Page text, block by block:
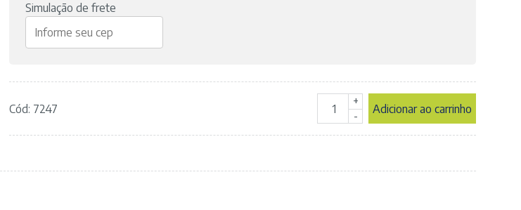
Simulação de frete
Cód: 7247
Agulha
30G
+
-
Adicionar ao carrinho